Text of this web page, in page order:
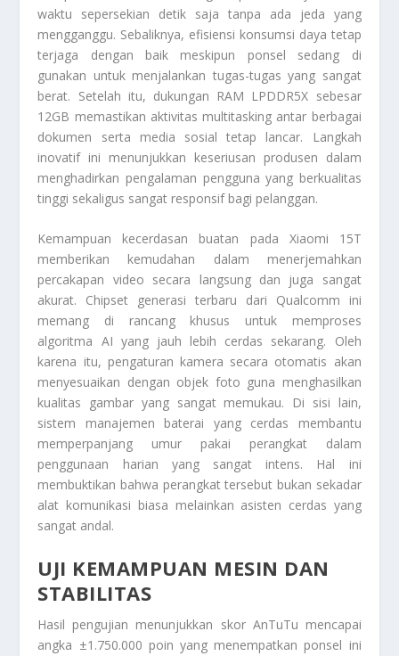
waktu sepersekian detik saja tanpa ada jeda yang
mengganggu. Sebaliknya, efisiensi konsumsi daya tetap
terjaga dengan baik meskipun ponsel sedang di
gunakan untuk menjalankan tugas-tugas yang sangat
berat. Setelah itu, dukungan RAM LPDDR5X sebesar
12GB memastikan aktivitas multitasking antar berbagai
dokumen serta media sosial tetap lancar. Langkah
inovatif ini menunjukkan keseriusan produsen dalam
menghadirkan pengalaman pengguna yang berkualitas
tinggi sekaligus sangat responsif bagi pelanggan.
Kemampuan kecerdasan buatan pada Xiaomi 15T
memberikan kemudahan dalam menerjemahkan
percakapan video secara langsung dan juga sangat
akurat. Chipset generasi terbaru dari Qualcomm ini
memang di rancang khusus untuk memproses
algoritma AI yang jauh lebih cerdas sekarang. Oleh
karena itu, pengaturan kamera secara otomatis akan
menyesuaikan dengan objek foto guna menghasilkan
kualitas gambar yang sangat memukau. Di sisi lain,
sistem manajemen baterai yang cerdas membantu
memperpanjang umur pakai perangkat dalam
penggunaan harian yang sangat intens. Hal ini
membuktikan bahwa perangkat tersebut bukan sekadar
alat komunikasi biasa melainkan asisten cerdas yang
sangat andal.
UJI KEMAMPUAN MESIN DAN
STABILITAS
Hasil pengujian menunjukkan skor AnTuTu mencapai
angka ±1.750.000 poin yang menempatkan ponsel ini